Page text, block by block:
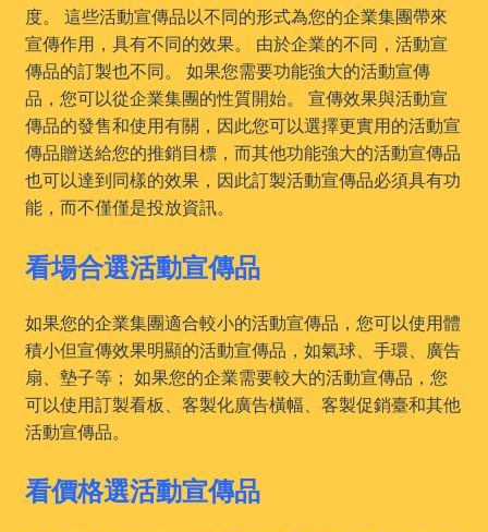
度。 這些活動宣傳品以不同的形式為您的企業集團帶來
宣傳作用，具有不同的效果。 由於企業的不同，活動宣
傳品的訂製也不同。 如果您需要功能強大的活動宣傳
品，您可以從企業集團的性質開始。 宣傳效果與活動宣
傳品的發售和使用有關，因此您可以選擇更實用的活動宣
傳品贈送給您的推銷目標，而其他功能強大的活動宣傳品
也可以達到同樣的效果，因此訂製活動宣傳品必須具有功
能，而不僅僅是投放資訊。
看場合選活動宣傳品
如果您的企業集團適合較小的活動宣傳品，您可以使用體
積小但宣傳效果明顯的活動宣傳品，如氣球、手環、廣告
扇、墊子等； 如果您的企業需要較大的活動宣傳品，您
可以使用訂製看板、客製化廣告橫幅、客製促銷臺和其他
活動宣傳品。
看價格選活動宣傳品